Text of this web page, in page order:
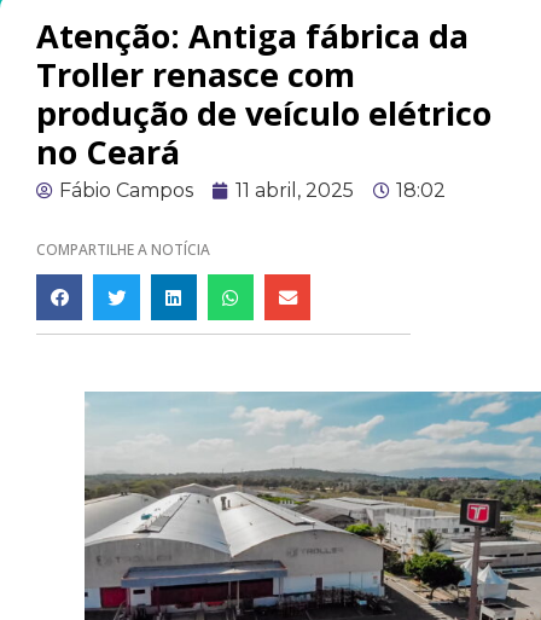
Atenção: Antiga fábrica da
Troller renasce com
produção de veículo elétrico
no Ceará
Fábio Campos 11 abril, 2025 18:02
COMPARTILHE A NOTÍCIA